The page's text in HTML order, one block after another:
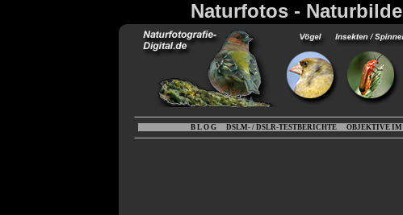
Naturfotos -
B L O G DSLM- / DSLR-TESTBERICHTE OBJEKTIVE IM